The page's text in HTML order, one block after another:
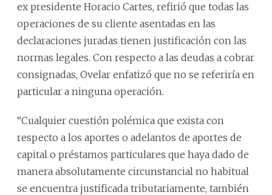
ex presidente Horacio Cartes, refirió que todas las
operaciones de su cliente asentadas en las
declaraciones juradas tienen justificación con las
normas legales. Con respecto a las deudas a cobrar
consignadas, Ovelar enfatizó que no se referiría en
particular a ninguna operación.
“Cualquier cuestión polémica que exista con
respecto a los aportes o adelantos de aportes de
capital o préstamos particulares que haya dado de
manera absolutamente circunstancial no habitual
se encuentra justificada tributariamente, también